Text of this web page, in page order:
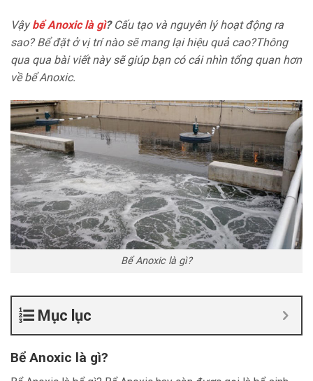
Vậybể Anoxic là gì?Cấu tạo và nguyên lý hoạt động ra
sao? Bể đặt ở vị trí nào sẽ mang lại hiệu quả cao?Thông
qua qua bài viết này sẽ giúp bạn có cái nhìn tổng quan hơn
về bể Anoxic.
Bể Anoxic là gì?
Mục lục
Bể Anoxic là gì?